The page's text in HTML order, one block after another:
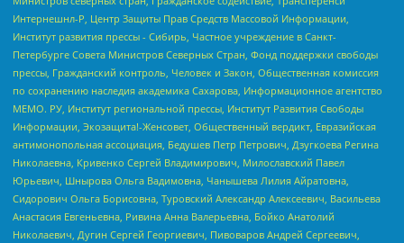
Интернешнл-Р, Центр Защиты Прав Средств Массовой Информации,
Институт развития прессы - Сибирь, Частное учреждение в Санкт-
Петербурге Совета Министров Северных Стран, Фонд поддержки свободы
прессы, Гражданский контроль, Человек и Закон, Общественная комиссия
по сохранению наследия академика Сахарова, Информационное агентство
МЕМО. РУ, Институт региональной прессы, Институт Развития Свободы
Информации, Экозащита!-Женсовет, Общественный вердикт, Евразийская
антимонопольная ассоциация, Бедушев Петр Петрович, Дзугкоева Регина
Николаевна, Кривенко Сергей Владимирович, Милославский Павел
Юрьевич, Шнырова Ольга Вадимовна, Чанышева Лилия Айратовна,
Сидорович Ольга Борисовна, Туровский Александр Алексеевич, Васильева
Анастасия Евгеньевна, Ривина Анна Валерьевна, Бойко Анатолий
Николаевич, Дугин Сергей Георгиевич, Пивоваров Андрей Сергеевич,